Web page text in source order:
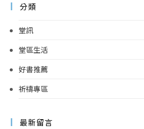
分類
堂訊
堂區生活
好書推薦
祈禱專區
最新留言